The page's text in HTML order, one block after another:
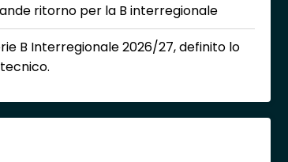
ritorno per la B interregionale
B Interregionale 2026/27, definito lo